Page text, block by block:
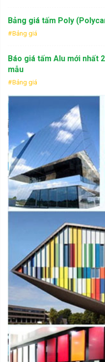
Bảng giá tấm Poly
Bảng giá
Báo giá tấm Alu mới nhất
mẫu
Bảng giá